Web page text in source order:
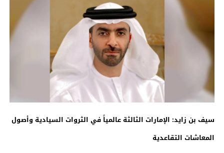
سيف بن زايد: الإمارات الثالثة عالمياً في الثروات السيادية وأصول
المعاشات التقاعدية